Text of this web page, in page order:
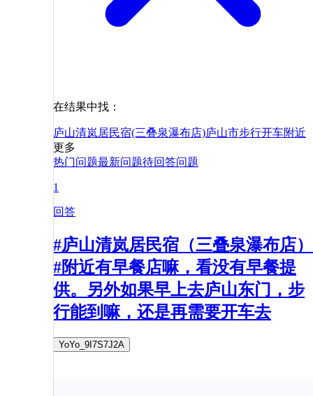
在结果中找：
庐山清岚居民宿(三叠泉瀑布店)庐山市步行开车附近
更多
热门问题最新问题待回答问题
1
回答
#庐山清岚居民宿（三叠泉瀑布店）
#附近有早餐店嘛，看没有早餐提
供。另外如果早上去庐山东门，步
行能到嘛，还是再需要开车去
YoYo_9I7S7J2A